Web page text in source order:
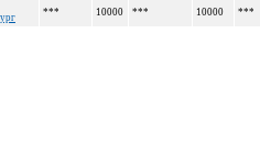
*** 10000 *** 10000 ***